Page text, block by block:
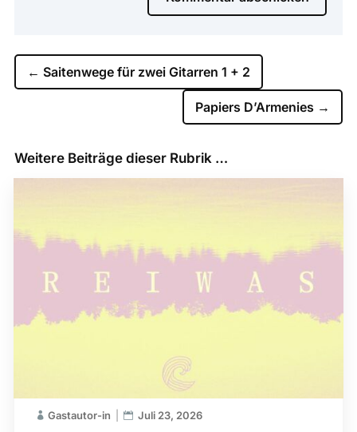
← Saitenwege für zwei Gitarren 1 + 2
Papiers D’Armenies →
Weitere Beiträge dieser Rubrik …
Gastautor-in Juli 23, 2026